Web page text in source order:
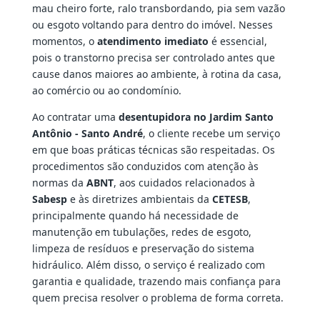
mau cheiro forte, ralo transbordando, pia sem vazão
ou esgoto voltando para dentro do imóvel. Nesses
momentos, o atendimento imediato é essencial,
pois o transtorno precisa ser controlado antes que
cause danos maiores ao ambiente, à rotina da casa,
ao comércio ou ao condomínio.
Ao contratar uma desentupidora no Jardim Santo
Antônio - Santo André, o cliente recebe um serviço
em que boas práticas técnicas são respeitadas. Os
procedimentos são conduzidos com atenção às
normas da ABNT, aos cuidados relacionados à
Sabespe às diretrizes ambientais da CETESB,
principalmente quando há necessidade de
manutenção em tubulações, redes de esgoto,
limpeza de resíduos e preservação do sistema
hidráulico. Além disso, o serviço é realizado com
garantia e qualidade, trazendo mais confiança para
quem precisa resolver o problema de forma correta.